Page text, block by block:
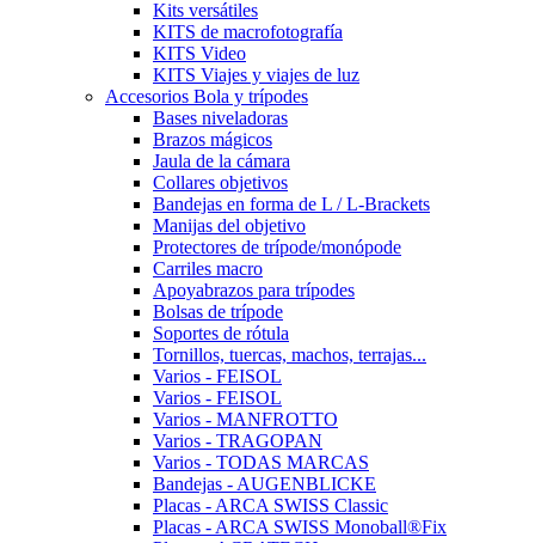
Kits versátiles
KITS de macrofotografía
KITS Video
KITS Viajes y viajes de luz
Accesorios Bola y trípodes
Bases niveladoras
Brazos mágicos
Jaula de la cámara
Collares objetivos
Bandejas en forma de L / L-Brackets
Manijas del objetivo
Protectores de trípode/monópode
Carriles macro
Apoyabrazos para trípodes
Bolsas de trípode
Soportes de rótula
Tornillos, tuercas, machos, terrajas...
Varios - FEISOL
Varios - FEISOL
Varios - MANFROTTO
Varios - TRAGOPAN
Varios - TODAS MARCAS
Bandejas - AUGENBLICKE
Placas - ARCA SWISS Classic
Placas - ARCA SWISS Monoball®Fix